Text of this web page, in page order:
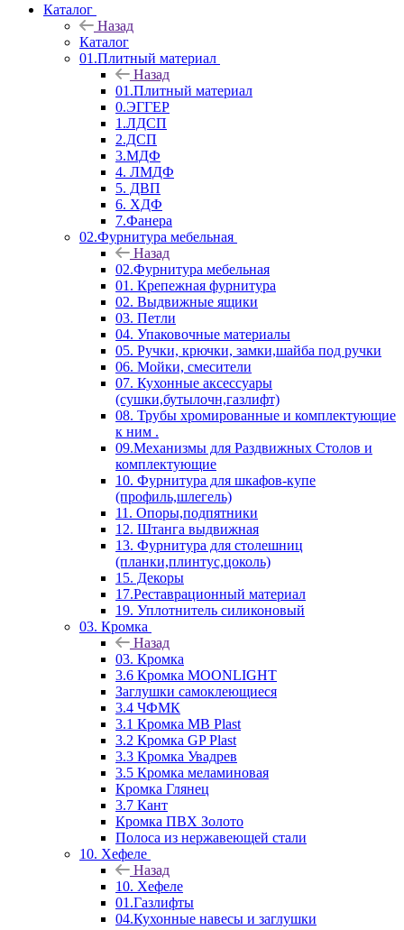
Каталог
Назад
Каталог
01.Плитный материал
Назад
01.Плитный материал
0.ЭГГЕР
1.ЛДСП
2.ДСП
3.МДФ
4. ЛМДФ
5. ДВП
6. ХДФ
7.Фанера
02.Фурнитура мебельная
Назад
02.Фурнитура мебельная
01. Крепежная фурнитура
02. Выдвижные ящики
03. Петли
04. Упаковочные материалы
05. Ручки, крючки, замки,шайба под ручки
06. Мойки, смесители
07. Кухонные аксессуары
(сушки,бутылочн,газлифт)
08. Трубы хромированные и комплектующие
к ним .
09.Механизмы для Раздвижных Столов и
комплектующие
10. Фурнитура для шкафов-купе
(профиль,шлегель)
11. Опоры,подпятники
12. Штанга выдвижная
13. Фурнитура для столешниц
(планки,плинтус,цоколь)
15. Декоры
17.Реставрационный материал
19. Уплотнитель силиконовый
03. Кромка
Назад
03. Кромка
3.6 Кромка MOONLIGHT
Заглушки самоклеющиеся
3.4 ЧФМК
3.1 Кромка MB Plast
3.2 Кромка GP Plast
3.3 Кромка Увадрев
3.5 Кромка меламиновая
Кромка Глянец
3.7 Кант
Кромка ПВХ Золото
Полоса из нержавеющей стали
10. Хефеле
Назад
10. Хефеле
01.Газлифты
04.Кухонные навесы и заглушки